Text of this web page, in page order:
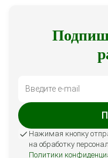
Нажимая кнопку
на обработку
Политики